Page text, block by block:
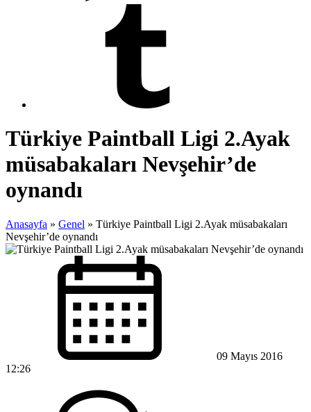
Türkiye Paintball Ligi 2.Ayak
müsabakaları Nevşehir’de
oynandı
Anasayfa » Genel » Türkiye Paintball Ligi 2.Ayak müsabakaları
Nevşehir’de oynandı
09 Mayıs 2016
12:26